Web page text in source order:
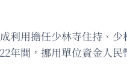
利用擔任少林寺住持、
年間，挪用單位資金人